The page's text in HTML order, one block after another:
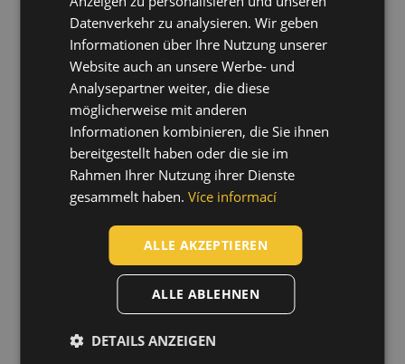
Regular
Slim
03010724
03060164
L-SURE WALSH
03010722
L-SURE SYLVIA
03010723
HUNGARIAN
SLOVAK
ROMANIAN
GERMAN
SPANISH
FRENCH
Datenverkehr zu analysieren. Wir geben
Informationen über Ihre Nutzung unserer
Website auch an unsere Werbe- und
Analysepartner weiter, die diese
möglicherweise mit anderen
Informationen kombinieren, die Sie ihnen
bereitgestellt haben oder die sie im
Rahmen Ihrer Nutzung ihrer Dienste
gesammelt haben. Více informací
ALLE AKZEPTIEREN
ALLE ABLEHNEN
DETAILS ANZEIGEN